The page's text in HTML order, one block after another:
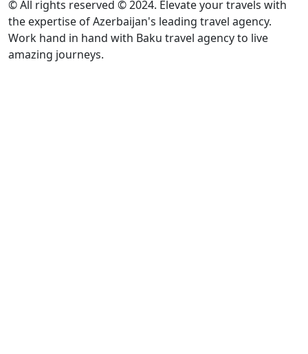
© All rights reserved © 2024. Elevate your travels with
the expertise of Azerbaijan's leading travel agency.
Work hand in hand with Baku travel agency to live
amazing journeys.